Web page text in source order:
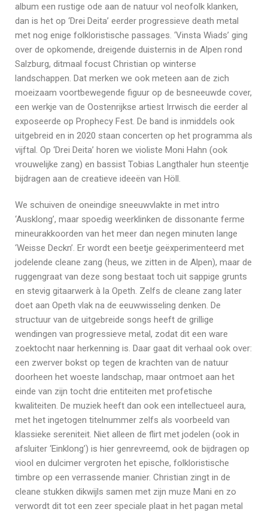
album een rustige ode aan de natuur vol neofolk klanken,
dan is het op ‘Drei Deita’ eerder progressieve death metal
met nog enige folkloristische passages. ‘Vinsta Wiads’ ging
over de opkomende, dreigende duisternis in de Alpen rond
Salzburg, ditmaal focust Christian op winterse
landschappen. Dat merken we ook meteen aan de zich
moeizaam voortbewegende figuur op de besneeuwde cover,
een werkje van de Oostenrijkse artiest Irrwisch die eerder al
exposeerde op Prophecy Fest. De band is inmiddels ook
uitgebreid en in 2020 staan concerten op het programma als
vijftal. Op ‘Drei Deita’ horen we violiste Moni Hahn (ook
vrouwelijke zang) en bassist Tobias Langthaler hun steentje
bijdragen aan de creatieve ideeën van Höll.
We schuiven de oneindige sneeuwvlakte in met intro
‘Ausklong’, maar spoedig weerklinken de dissonante ferme
mineurakkoorden van het meer dan negen minuten lange
‘Weisse Deckn’. Er wordt een beetje geëxperimenteerd met
jodelende cleane zang (heus, we zitten in de Alpen), maar de
ruggengraat van deze song bestaat toch uit sappige grunts
en stevig gitaarwerk à la Opeth. Zelfs de cleane zang later
doet aan Opeth vlak na de eeuwwisseling denken. De
structuur van de uitgebreide songs heeft de grillige
wendingen van progressieve metal, zodat dit een ware
zoektocht naar herkenning is. Daar gaat dit verhaal ook over:
een zwerver bokst op tegen de krachten van de natuur
doorheen het woeste landschap, maar ontmoet aan het
einde van zijn tocht drie entiteiten met profetische
kwaliteiten. De muziek heeft dan ook een intellectueel aura,
met het ingetogen titelnummer zelfs als voorbeeld van
klassieke sereniteit. Niet alleen de flirt met jodelen (ook in
afsluiter ‘Einklong’) is hier genrevreemd, ook de bijdragen op
viool en dulcimer vergroten het epische, folkloristische
timbre op een verrassende manier. Christian zingt in de
cleane stukken dikwijls samen met zijn muze Mani en zo
verwordt dit tot een zeer speciale plaat in het pagan metal